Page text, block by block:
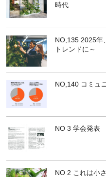
時代
NO,135 2025
トレンドに～
NO,140 コミュ
NO 3 学会発表
NO 2 これは小